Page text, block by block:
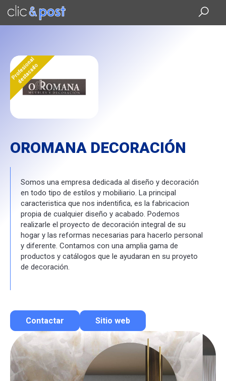
Saltar
contenido
Profesional
destacado
OROMANA DECORACIÓN
Somos una empresa dedicada al diseño y decoración
en todo tipo de estilos y mobiliario. La principal
caracteristica que nos indentifica, es la fabricacion
propia de cualquier diseño y acabado. Podemos
realizarle el proyecto de decoración integral de su
hogar y las reformas necesarias para hacerlo personal
y diferente. Contamos con una amplia gama de
productos y catálogos que le ayudaran en su proyeto
de decoración.
Contactar
Contactar por correo
Llamar por teléfono
Sitio web